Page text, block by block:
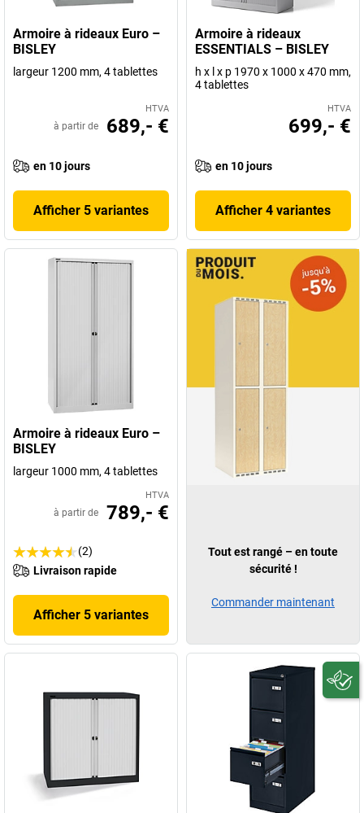
Armoire à rideaux Euro –
BISLEY
largeur 1200 mm, 4 tablettes
HTVA
à partir de 689,- €
en 10 jours
Afficher 5 variantes
Armoire à rideaux
ESSENTIALS – BISLEY
h x l x p 1970 x 1000 x 470 mm,
4 tablettes
HTVA
699,- €
en 10 jours
Afficher 4 variantes
Armoire à rideaux Euro –
BISLEY
largeur 1000 mm, 4 tablettes
HTVA
à partir de 789,- €
(2)
Livraison rapide
Afficher 5 variantes
Tout est rangé – en toute
sécurité !
Commander maintenant